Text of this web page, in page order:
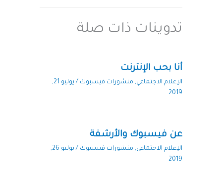
تدوينات ذات صلة
أنا بحب الإنترنت
الإعلام الاجتماعي, منشورات فيسبوك /
يوليو 21,
2019
عن فيسبوك والأرشفة
الإعلام الاجتماعي, منشورات فيسبوك /
يوليو 26,
2019